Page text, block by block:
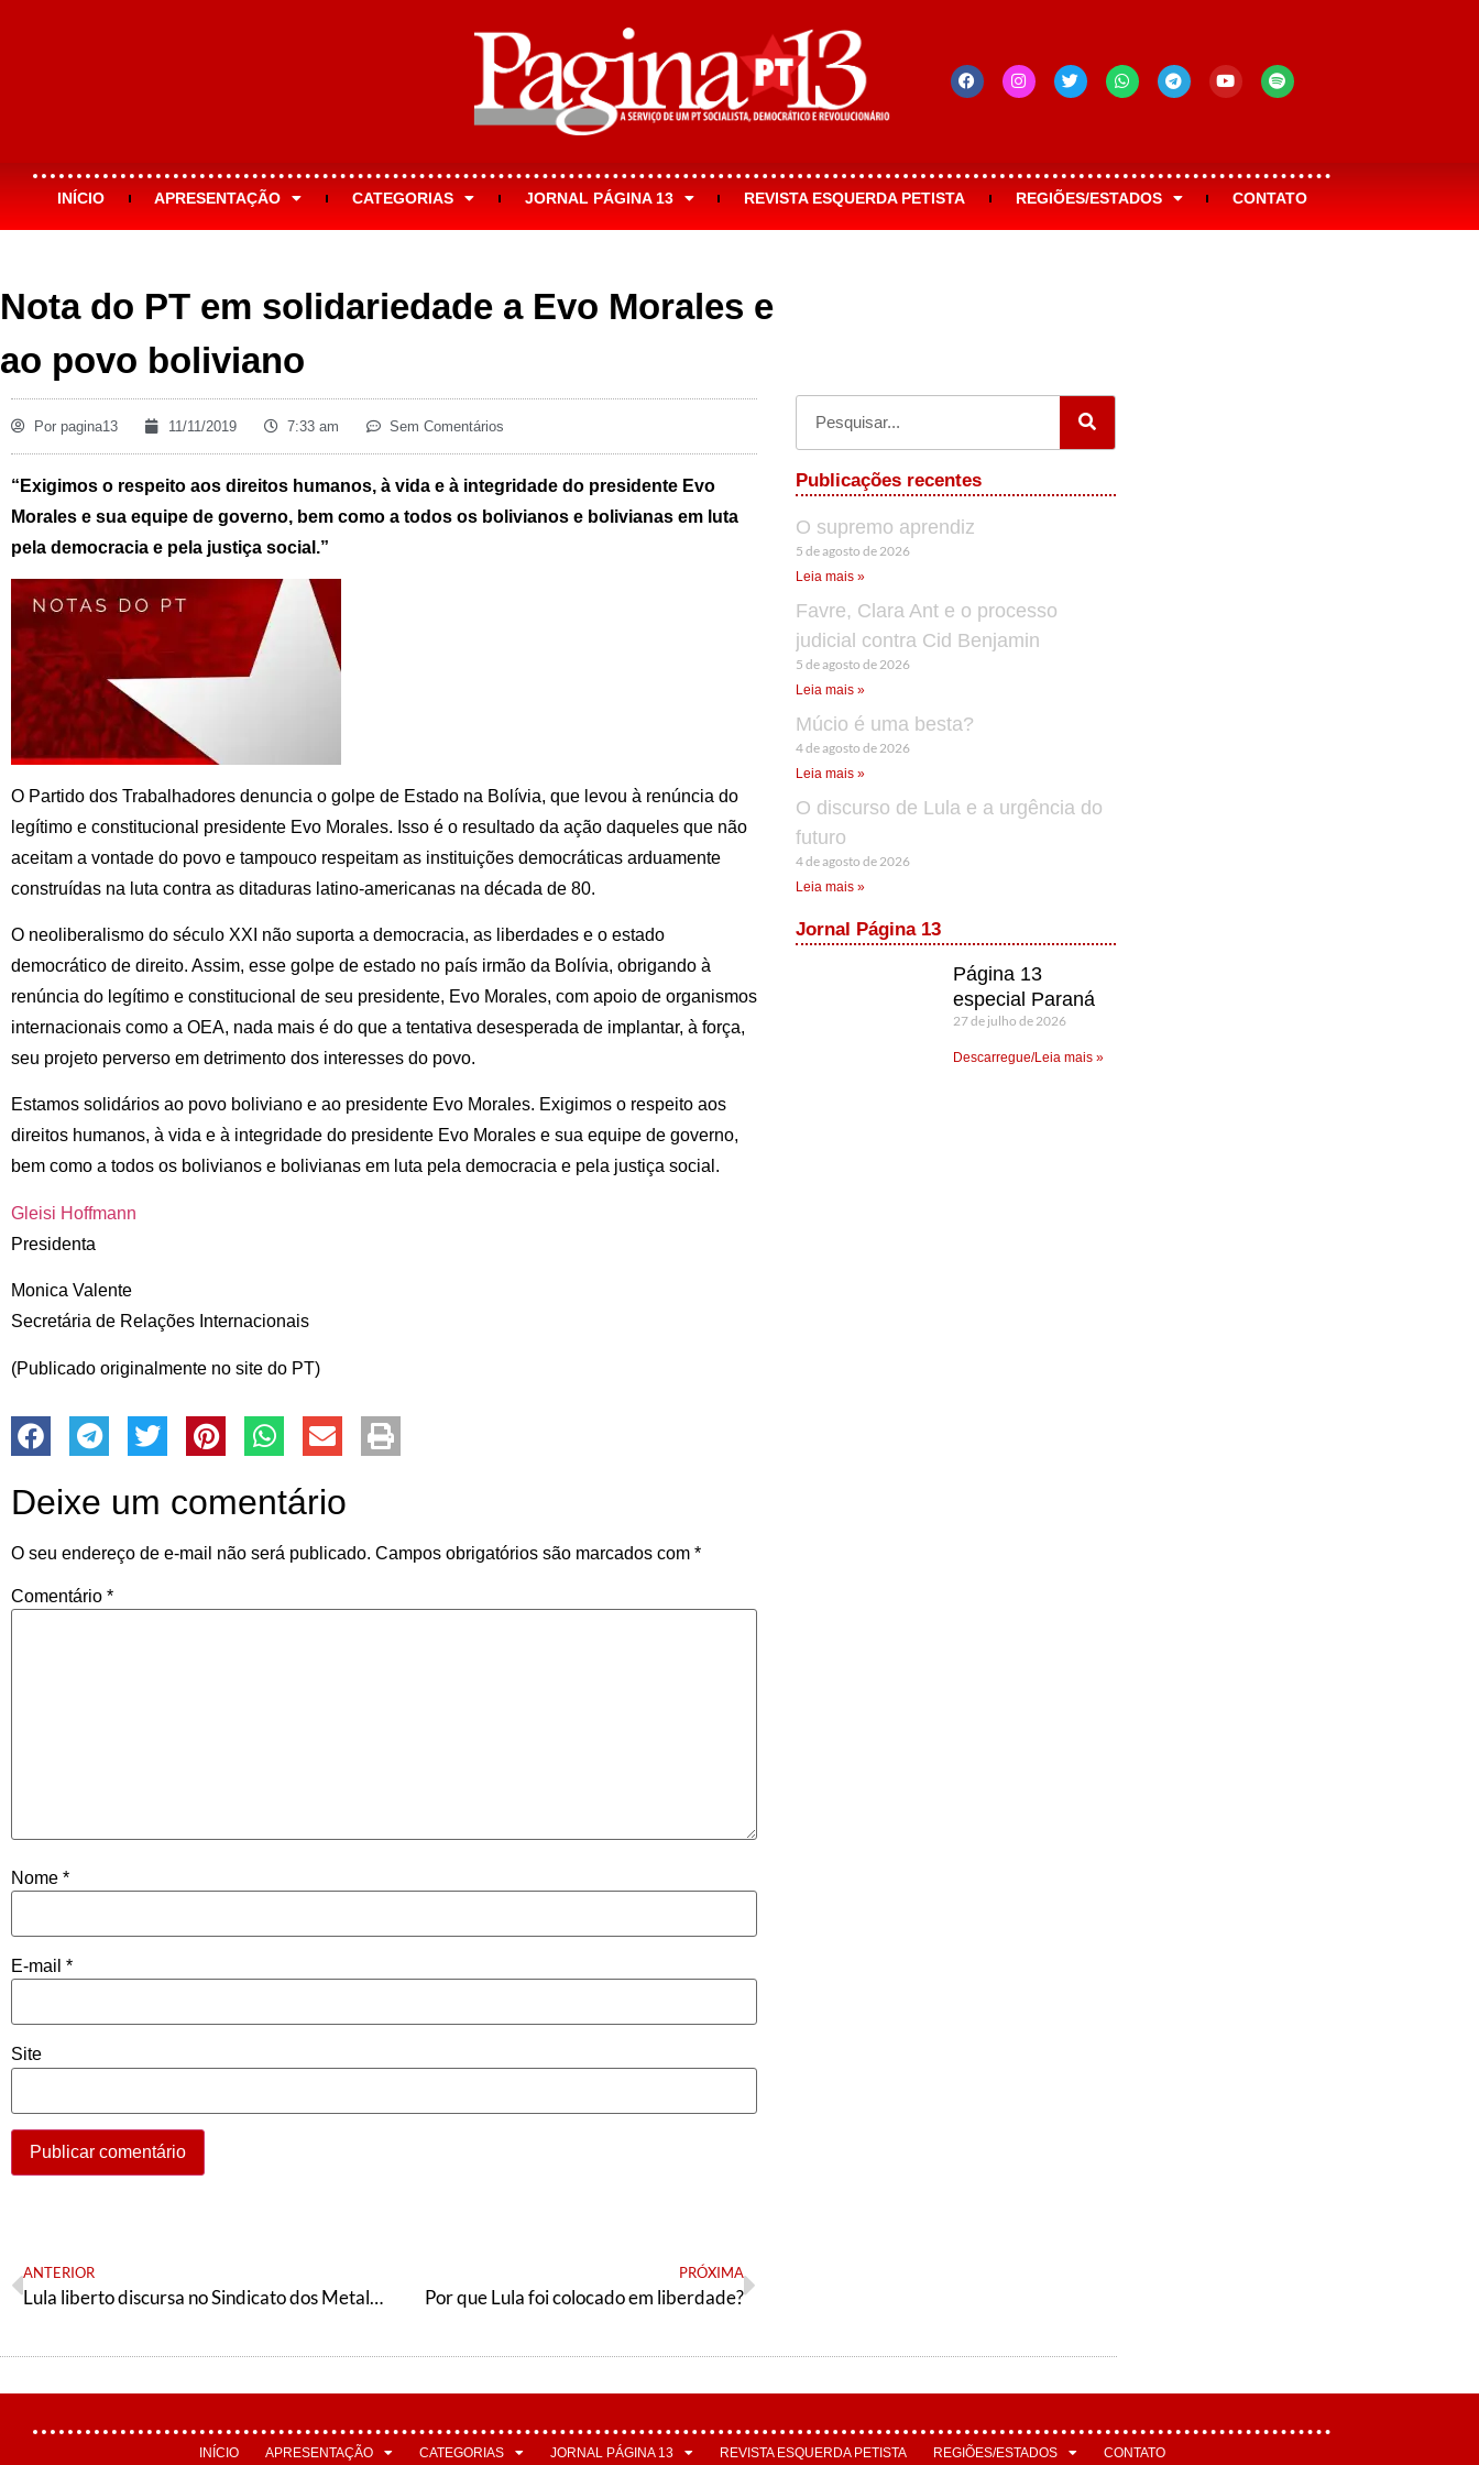
INÍCIO APRESENTAÇÃO CATEGORIAS JORNAL PÁGINA 13 REVISTA ESQUERDA PETISTA REGIÕES/ESTADOS CONTATO
Nota do PT em solidariedade a Evo Morales e
ao povo boliviano
Por pagina13 11/11/2019 7:33 am Sem Comentários
“Exigimos o respeito aos direitos humanos, à vida e à integridade do presidente Evo
Morales e sua equipe de governo, bem como a todos os bolivianos e bolivianas em luta
pela democracia e pela justiça social.”
O Partido dos Trabalhadores denuncia o golpe de Estado na Bolívia, que levou à renúncia do
legítimo e constitucional presidente Evo Morales. Isso é o resultado da ação daqueles que não
aceitam a vontade do povo e tampouco respeitam as instituições democráticas arduamente
construídas na luta contra as ditaduras latino-americanas na década de 80.
O neoliberalismo do século XXI não suporta a democracia, as liberdades e o estado
democrático de direito. Assim, esse golpe de estado no país irmão da Bolívia, obrigando à
renúncia do legítimo e constitucional de seu presidente, Evo Morales, com apoio de organismos
internacionais como a OEA, nada mais é do que a tentativa desesperada de implantar, à força,
seu projeto perverso em detrimento dos interesses do povo.
Estamos solidários ao povo boliviano e ao presidente Evo Morales. Exigimos o respeito aos
direitos humanos, à vida e à integridade do presidente Evo Morales e sua equipe de governo,
bem como a todos os bolivianos e bolivianas em luta pela democracia e pela justiça social.
Gleisi Hoffmann
Presidenta
Monica Valente
Secretária de Relações Internacionais
(Publicado originalmente no site do PT)
Deixe um comentário
O seu endereço de e-mail não será publicado. Campos obrigatórios são marcados com *
Comentário *
Nome *
E-mail *
Site
ANTERIOR
Lula liberto discursa no Sindicato dos Metalúrgicos de São Bernardo Campo
PRÓXIMA
Por que Lula foi colocado em liberdade?
Publicações recentes
O supremo aprendiz
5 de agosto de 2026
Leia mais »
Favre, Clara Ant e o processo
judicial contra Cid Benjamin
5 de agosto de 2026
Leia mais »
Múcio é uma besta?
4 de agosto de 2026
Leia mais »
O discurso de Lula e a urgência do
futuro
4 de agosto de 2026
Leia mais »
Jornal Página 13
Página 13
especial Paraná
27 de julho de 2026
Descarregue/Leia mais »
INÍCIO APRESENTAÇÃO CATEGORIAS JORNAL PÁGINA 13 REVISTA ESQUERDA PETISTA REGIÕES/ESTADOS CONTATO